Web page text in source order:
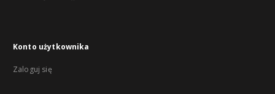
Konto użytkownika
Zaloguj się